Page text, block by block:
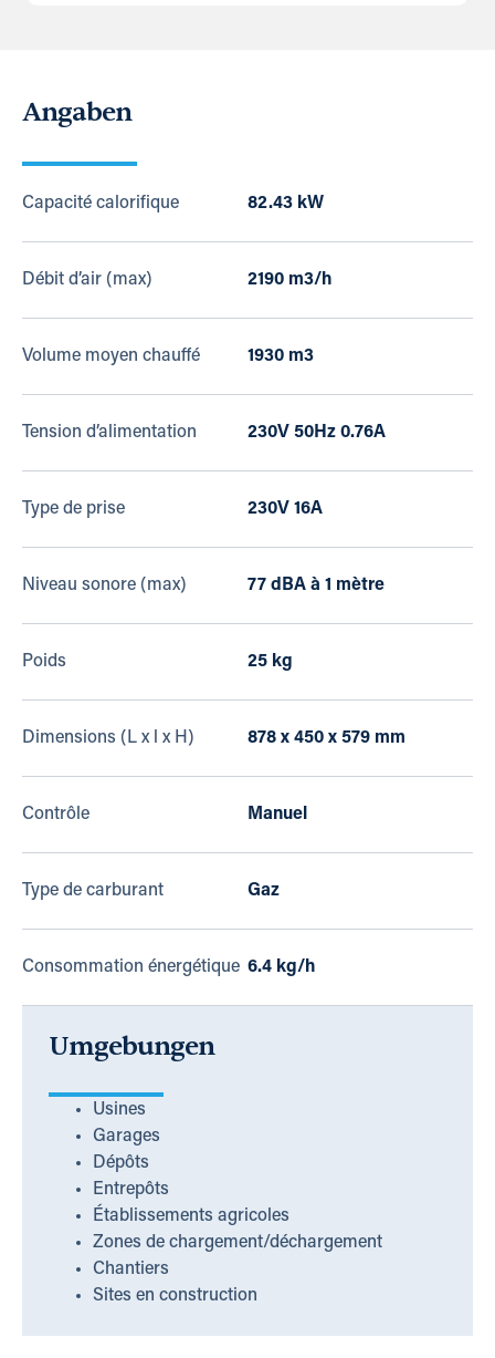
Angaben
Capacité calorifique 82.43 kW
Débit d’air (max) 2190 m3/h
Volume moyen chauffé 1930 m3
Tension d’alimentation 230V 50Hz 0.76A
Type de prise 230V 16A
Niveau sonore (max) 77 dBA à 1 mètre
Poids 25 kg
Dimensions (L x l x H) 878 x 450 x 579 mm
Contrôle Manuel
Type de carburant Gaz
Consommation énergétique 6.4 kg/h
Umgebungen
Usines
Garages
Dépôts
Entrepôts
Établissements agricoles
Zones de chargement/déchargement
Chantiers
Sites en construction